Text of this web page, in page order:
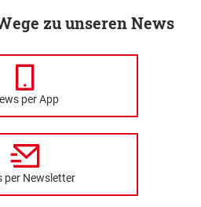
zu unseren News
per App
per Newsletter